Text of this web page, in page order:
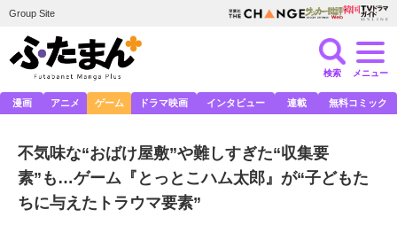
Group Site
検索 メニュー
漫画 アニメ ゲーム ドラマ映画 インタビュー 連載 無料コミック
不気味な“おばけ屋敷”や難しすぎた“収集要
素”も…ゲーム『とっとこハム太郎』が“子どもた
ちに与えたトラウマ要素”